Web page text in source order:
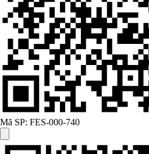
Mã SP: FES-000-740